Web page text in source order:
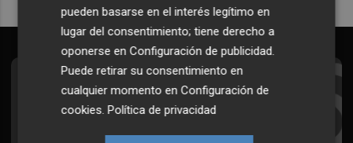
Suscríbete al Boletín
Todos los días a primera hora en tu email
pueden basarse en el interés legítimo en
lugar del consentimiento; tiene derecho a
oponerse enConfiguración de publicidad.
Puede retirar su consentimiento en
cualquier momento enConfiguración de
cookies.Política de privacidad